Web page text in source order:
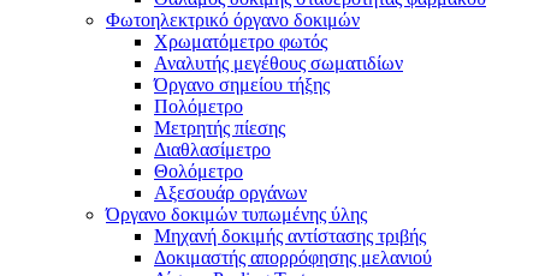
Φωτοηλεκτρικό όργανο δοκιμών
Χρωματόμετρο φωτός
Αναλυτής μεγέθους σωματιδίων
Όργανο σημείου τήξης
Πολόμετρο
Μετρητής πίεσης
Διαθλασίμετρο
Θολόμετρο
Αξεσουάρ οργάνων
Όργανο δοκιμών τυπωμένης ύλης
Μηχανή δοκιμής αντίστασης τριβής
Δοκιμαστής απορρόφησης μελανιού